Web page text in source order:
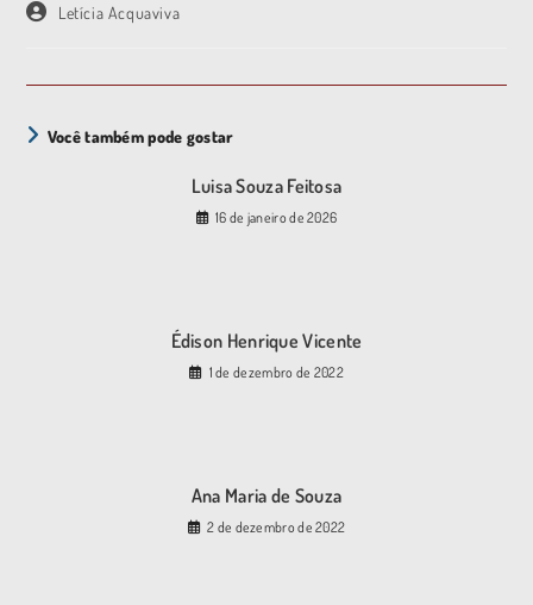
Letícia Acquaviva
Você também pode gostar
Luisa Souza Feitosa
16 de janeiro de 2026
Édison Henrique Vicente
1 de dezembro de 2022
Ana Maria de Souza
2 de dezembro de 2022